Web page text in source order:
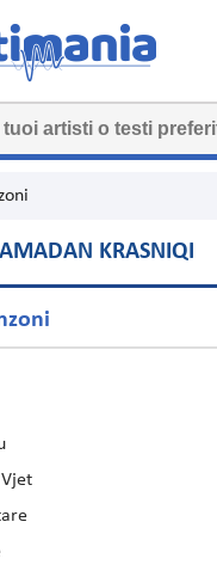
KRASNIQI
Vjet